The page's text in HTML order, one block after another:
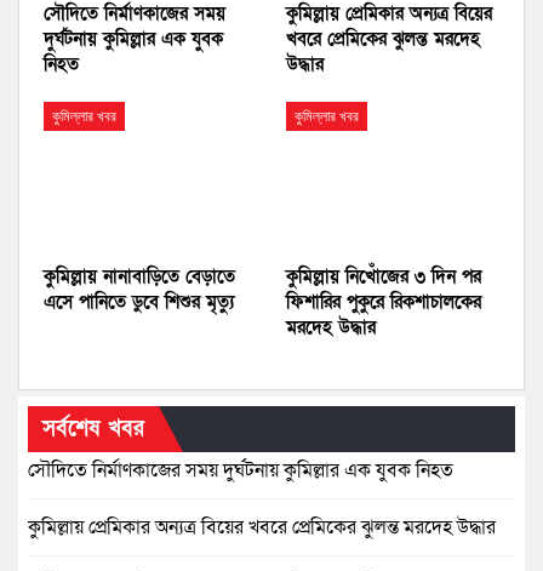
সৌদিতে নির্মাণকাজের সময়
দুর্ঘটনায় কুমিল্লার এক যুবক
নিহত
কুমিল্লায় প্রেমিকার অন্যত্র বিয়ের
খবরে প্রেমিকের ঝুলন্ত মরদেহ
উদ্ধার
কুমিল্লার খবর
কুমিল্লায় নানাবাড়িতে বেড়াতে
এসে পানিতে ডুবে শিশুর মৃত্যু
কুমিল্লার খবর
কুমিল্লায় নিখোঁজের ৩ দিন পর
ফিশারির পুকুরে রিকশাচালকের
মরদেহ উদ্ধার
সর্বশেষ খবর
সৌদিতে নির্মাণকাজের সময় দুর্ঘটনায় কুমিল্লার এক যুবক নিহত
কুমিল্লায় প্রেমিকার অন্যত্র বিয়ের খবরে প্রেমিকের ঝুলন্ত মরদেহ উদ্ধার